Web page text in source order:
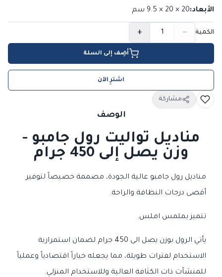
الأبعاد:
20 × 20 × 9.5 سم
الكمية −
+
أضِف إلى السلة
اشترِ الآن
مشاركة
الوصف
مناديل تواليت رول جامبو -
وزن يصل إلى 450 جرام
مناديل رول جامبو عالية الجودة، مصممة خصيصاً لتوفير
أقصى درجات النظافة والراحة.
تتميز بملمس املس.
يأتي الرول بوزن يصل الى 450 جرام لضمان استمرارية
الاستخدام لفترات طويلة، مما يجعله خياراً اقتصادياً وعملياً
للمنشآت ذات الكثافة العالية وللاستخدام المنزلي.